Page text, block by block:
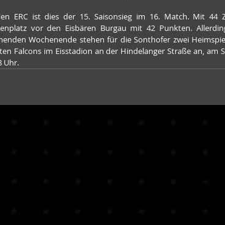
ERC ist dies der 15. Saisonsieg im 16. Match. Mit
vor den Eisbären Burgau mit 42 Punkten.
Wochenende stehen für die Sonthofer zwei
Falcons im Eisstadion an der Hindelanger Straße an, am
Uhr.